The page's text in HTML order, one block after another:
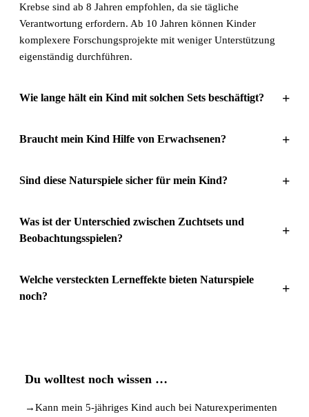
Krebse sind ab 8 Jahren empfohlen, da sie tägliche
Verantwortung erfordern. Ab 10 Jahren können Kinder
komplexere Forschungsprojekte mit weniger Unterstützung
eigenständig durchführen.
Wie lange hält ein Kind mit solchen Sets beschäftigt? +
Braucht mein Kind Hilfe von Erwachsenen? +
Sind diese Naturspiele sicher für mein Kind? +
Was ist der Unterschied zwischen Zuchtsets und
Beobachtungsspielen?
+
Welche versteckten Lerneffekte bieten Naturspiele
noch?
+
Du wolltest noch wissen …
→Kann mein 5-jähriges Kind auch bei Naturexperimenten